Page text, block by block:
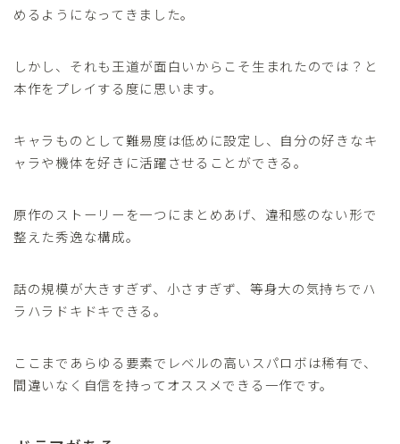
めるようになってきました。
しかし、それも王道が面白いからこそ生まれたのでは？と
本作をプレイする度に思います。
キャラものとして難易度は低めに設定し、自分の好きなキ
ャラや機体を好きに活躍させることができる。
原作のストーリーを一つにまとめあげ、違和感のない形で
整えた秀逸な構成。
話の規模が大きすぎず、小さすぎず、等身大の気持ちでハ
ラハラドキドキできる。
ここまであらゆる要素でレベルの高いスパロボは稀有で、
間違いなく自信を持ってオススメできる一作です。